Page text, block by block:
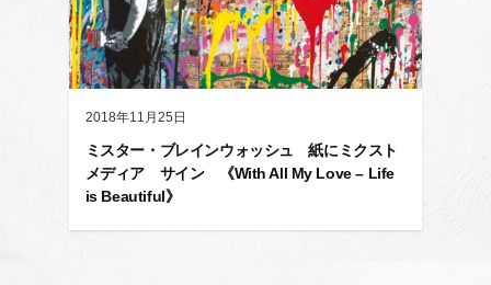
2018年11月25日
ミスター・ブレインウォッシュ 紙にミクスト
メディア サイン 《With All My Love – Life
is Beautiful》